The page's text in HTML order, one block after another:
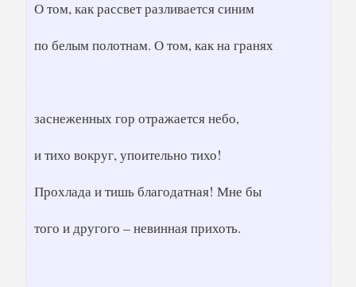
О том, как рассвет разливается синим
по белым полотнам. О том, как на гранях
заснеженных гор отражается небо,
и тихо вокруг, упоительно тихо!
Прохлада и тишь благодатная! Мне бы
того и другого – невинная прихоть.